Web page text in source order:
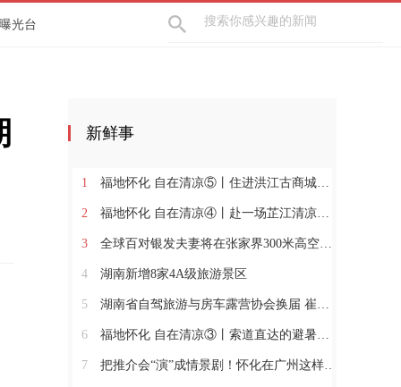
曝光台
新鲜事
1 福地怀化 自在清凉⑤丨住进洪江古商城，才是“八月天天乐”的正确打开方式
2 福地怀化 自在清凉④丨赴一场芷江清凉之约，四大民宿藏尽山野侗风温柔
3 全球百对银发夫妻将在张家界300米高空补办婚礼
4 湖南新增8家4A级旅游景区
5 湖南省自驾旅游与房车露营协会换届 崔磊当选新会长
6 福地怀化 自在清凉③丨索道直达的避暑民宿，把夏天调成天然空调模式
7 把推介会“演”成情景剧！怀化在广州这样“讲故事”